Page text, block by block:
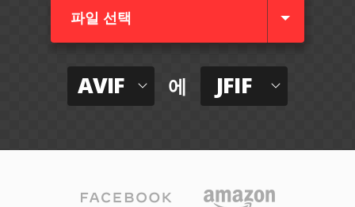
파일 선택
AVIF 에 JFIF